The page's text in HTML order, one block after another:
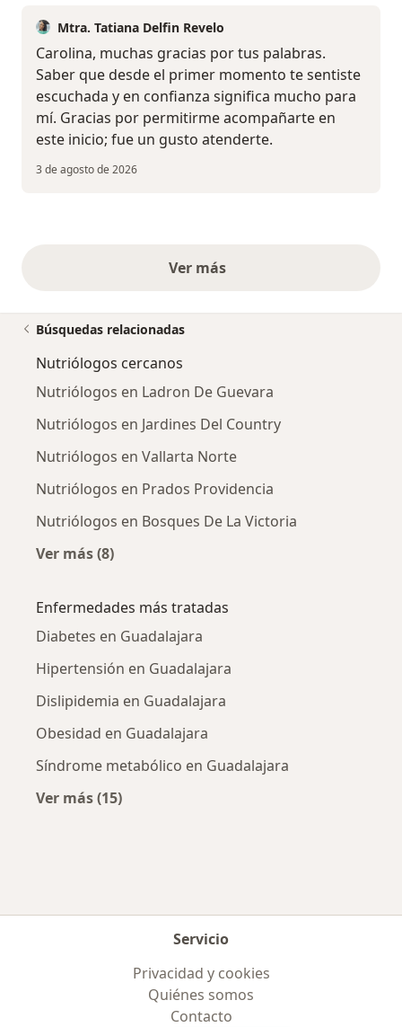
Mtra. Tatiana Delfin Revelo
Carolina, muchas gracias por tus palabras.
Saber que desde el primer momento te sentiste
escuchada y en confianza significa mucho para
mí. Gracias por permitirme acompañarte en
este inicio; fue un gusto atenderte.
3 de agosto de 2026
Ver másopiniones anteriores
Búsquedas relacionadas
Nutriólogos cercanos
Nutriólogos en Ladron De Guevara
Nutriólogos en Jardines Del Country
Nutriólogos en Vallarta Norte
Nutriólogos en Prados Providencia
Nutriólogos en Bosques De La Victoria
Ver más (8)
Enfermedades más tratadas
Diabetes en Guadalajara
Hipertensión en Guadalajara
Dislipidemia en Guadalajara
Obesidad en Guadalajara
Síndrome metabólico en Guadalajara
Ver más (15)
Servicio
Privacidad y cookies
Quiénes somos
Contacto